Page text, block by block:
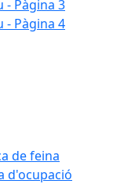
- Pàgina 3
- Pàgina 4
de feina
d'ocupació